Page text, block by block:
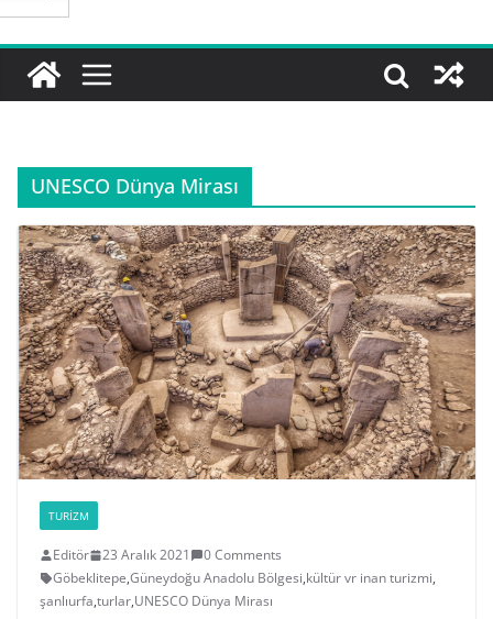
UNESCO Dünya Mirası
TURIZM
Editör 23 Aralık 2021
0 Comments
Göbeklitepe,Güneydoğu Anadolu Bölgesi,kültür vr inan turizmi,
şanlıurfa,turlar,UNESCO Dünya Mirası